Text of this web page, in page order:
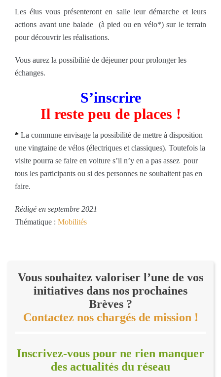
Les élus vous présenteront en salle leur démarche et leurs
actions avant une balade (à pied ou en vélo*) sur le terrain
pour découvrir les réalisations.
Vous aurez la possibilité de déjeuner pour prolonger les
échanges.
S’inscrire
Il reste peu de places !
* La commune envisage la possibilité de mettre à disposition
une vingtaine de vélos (électriques et classiques). Toutefois la
visite pourra se faire en voiture s’il n’y en a pas assez pour
tous les participants ou si des personnes ne souhaitent pas en
faire.
Rédigé en septembre 2021
Thématique : Mobilités
Vous souhaitez valoriser l’une de vos
initiatives dans nos prochaines
Brèves ?
Contactez nos chargés de mission !
Inscrivez-vous pour ne rien manquer
des actualités du réseau